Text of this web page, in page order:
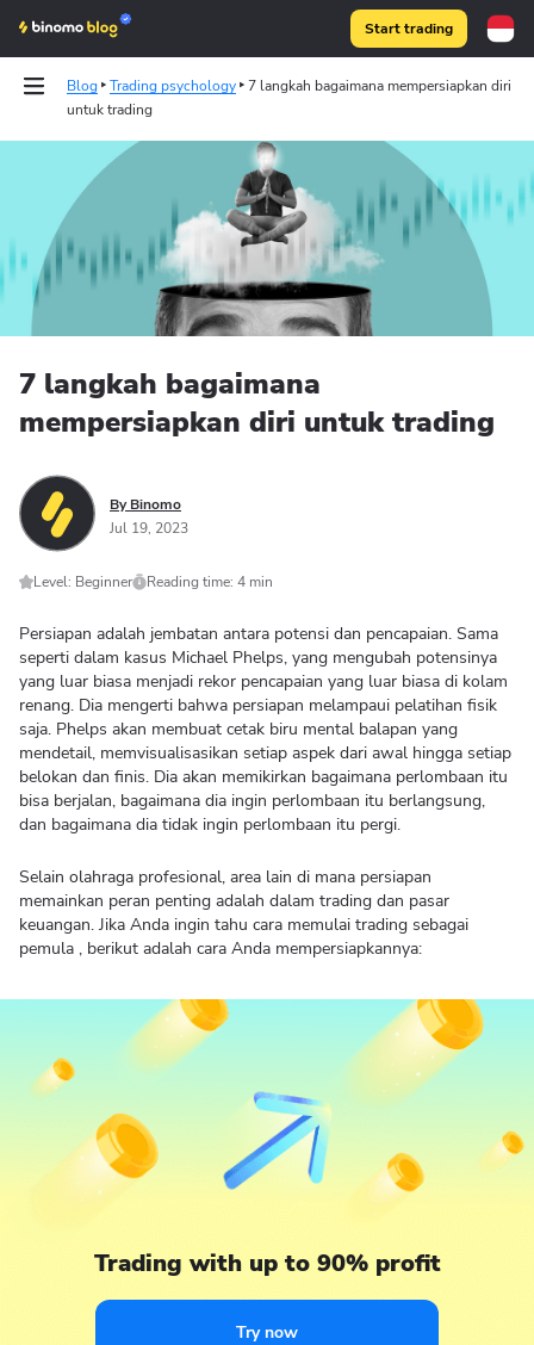
Start trading
Blog Trading psychology
7 langkah bagaimana mempersiapkan diri
untuk trading
Binomo on Telegram
7 langkah bagaimana
mempersiapkan diri untuk trading
By Binomo
Jul 19, 2023
Level: Beginner Reading time: 4 min
Persiapan adalah jembatan antara potensi dan pencapaian. Sama
seperti dalam kasus Michael Phelps, yang mengubah potensinya
yang luar biasa menjadi rekor pencapaian yang luar biasa di kolam
renang. Dia mengerti bahwa persiapan melampaui pelatihan fisik
saja. Phelps akan membuat cetak biru mental balapan yang
mendetail, memvisualisasikan setiap aspek dari awal hingga setiap
belokan dan finis. Dia akan memikirkan bagaimana perlombaan itu
bisa berjalan, bagaimana dia ingin perlombaan itu berlangsung,
dan bagaimana dia tidak ingin perlombaan itu pergi.
Selain olahraga profesional, area lain di mana persiapan
memainkan peran penting adalah dalam trading dan pasar
keuangan. Jika Anda ingin tahu cara memulai trading sebagai
pemula , berikut adalah cara Anda mempersiapkannya:
Trading with up to 90% profit
Try now